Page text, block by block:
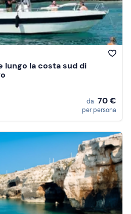
lungo la costa sud di
da 70 €
per persona